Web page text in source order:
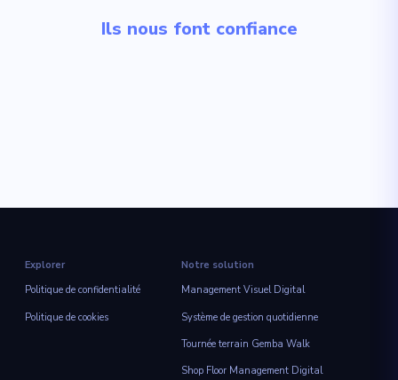
Ils nous font confiance
Explorer
Politique de confidentialité
Politique de cookies
Notre solution
Management Visuel Digital
Système de gestion quotidienne
Tournée terrain Gemba Walk
Shop Floor Management Digital